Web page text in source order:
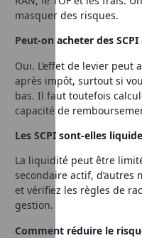
masquer des risques.
Peut-on acheter des
Oui. L’effet de levier
après impôt, surtout si
bas. Il faut toutefois
capacité de
Les SCPI sont-elles
La liquidité peut être
secondaire actif, d’autres
et vérifiez les règles de
gestion.
Comment réduire le